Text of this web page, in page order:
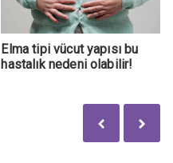
Elma tipi vücut yapısı bu
hastalık nedeni olabilir!